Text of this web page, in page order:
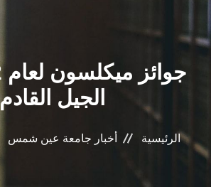
الجيل القادم
الرئيسية أخبار جامعة عين شمس